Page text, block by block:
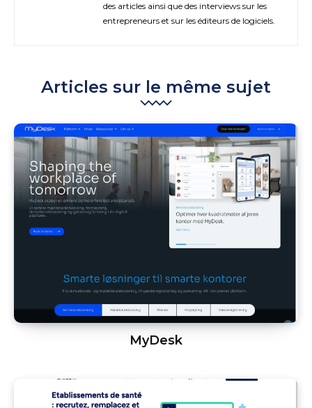
des articles ainsi que des interviews sur les
entrepreneurs et sur les éditeurs de logiciels.
Articles sur le même sujet
MyDesk